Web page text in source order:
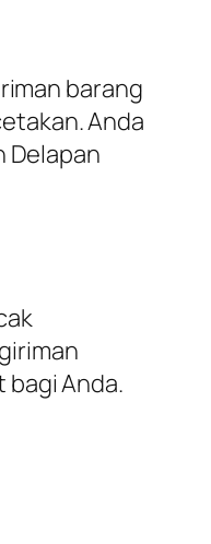
barang
Anda
Delapan
Anda.